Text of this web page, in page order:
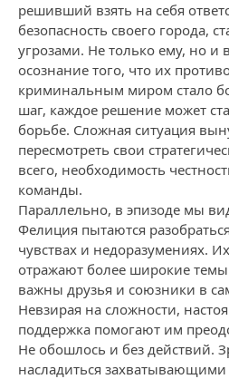
решивший взять на себя
безопасность своего города,
угрозами. Не только ему, но и
осознание того, что их
криминальным миром стало
шаг, каждое решение может
борьбе. Сложная ситуация
пересмотреть свои
всего, необходимость
команды.
Параллельно, в эпизоде мы
Фелиция пытаются
чувствах и недоразумениях.
отражают более широкие темы
важны друзья и союзники в
Невзирая на сложности,
поддержка помогают им
Не обошлось и без действий.
насладиться